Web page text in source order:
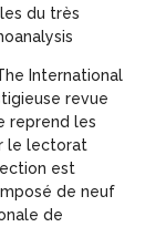
du très
International
revue
reprend les
le lectorat
est
de neuf
de